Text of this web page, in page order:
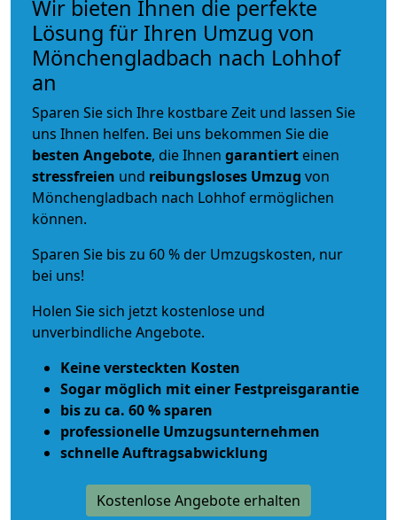
Wir bieten Ihnen die perfekte
Lösung für Ihren Umzug von
Mönchengladbach nach Lohhof
an
Sparen Sie sich Ihre kostbare Zeit und lassen Sie
uns Ihnen helfen. Bei uns bekommen Sie die
besten Angebote, die Ihnen garantiert einen
stressfreien und reibungsloses Umzug von
Mönchengladbach nach Lohhof ermöglichen
können.
Sparen Sie bis zu 60 % der Umzugskosten, nur
bei uns!
Holen Sie sich jetzt kostenlose und
unverbindliche Angebote.
Keine versteckten Kosten
Sogar möglich mit einer Festpreisgarantie
bis zu ca. 60 % sparen
professionelle Umzugsunternehmen
schnelle Auftragsabwicklung
Kostenlose Angebote erhalten